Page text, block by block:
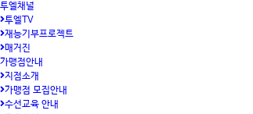
투엘채널
투엘TV
재능기부프로젝트
매거진
가맹점안내
지점소개
가맹점 모집안내
수선교육 안내